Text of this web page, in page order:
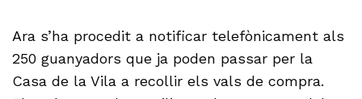
Ara s’ha procedit a notificar telefònicament als
250 guanyadors que ja poden passar per la
Casa de la Vila a recollir els vals de compra.